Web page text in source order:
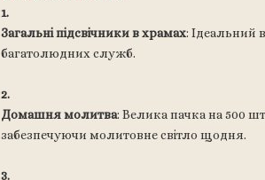
Загальні підсвічники в храмах: Ідеальний
багатолюдних служб.
Домашня молитва: Велика пачка на 500
забезпечуючи молитовне світло щодня.